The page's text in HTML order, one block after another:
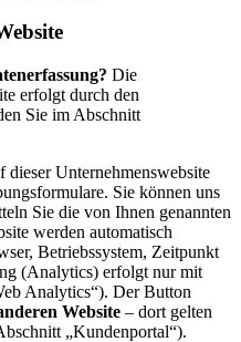
Die
erfolgt durch den
Sie im Abschnitt
dieser Unternehmenswebsite
Sie können uns
Sie die von Ihnen genannten
werden automatisch
Betriebssystem, Zeitpunkt
(Analytics) erfolgt nur mit
Analytics“). Der Button
Website – dort gelten
„Kundenportal“).